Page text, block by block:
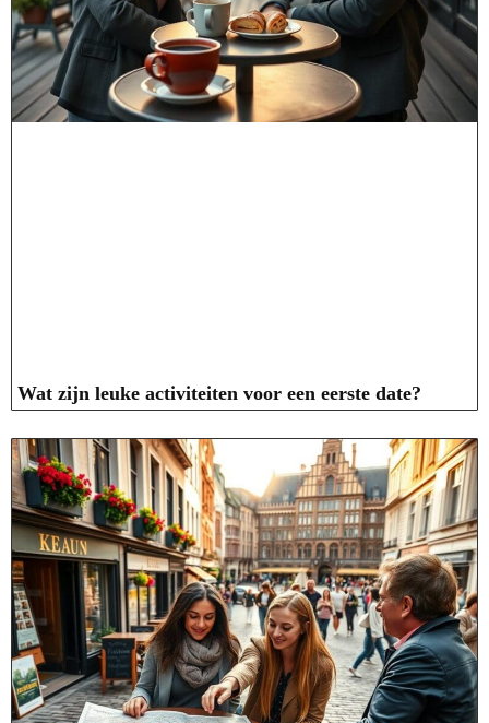
Wat zijn leuke activiteiten voor een eerste date?